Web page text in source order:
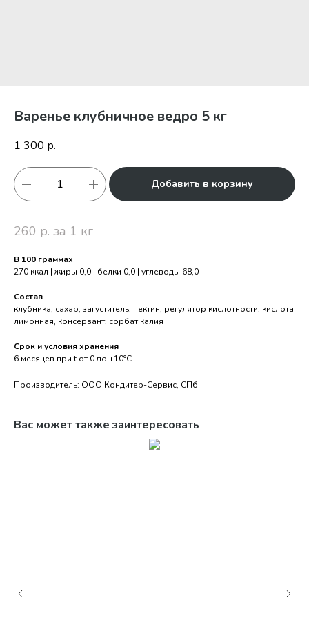
Варенье клубничное ведро 5 кг
1 300 р.
Добавить в корзину
260 р. за 1 кг
В 100 граммах
270 ккал | жиры 0,0 | белки 0,0 | углеводы 68,0
Состав
клубника, сахар, загуститель: пектин, регулятор кислотности: кислота
лимонная, консервант: сорбат калия
Срок и условия хранения
6 месяцев при t от 0 до +10°С
Производитель: ООО Кондитер-Сервис, СПб
Вас может также заинтересовать